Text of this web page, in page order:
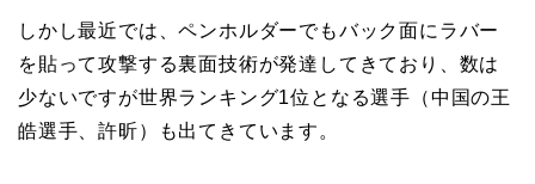
しかし最近では、ペンホルダーでもバック面にラバー
を貼って攻撃する裏面技術が発達してきており、数は
少ないですが世界ランキング1位となる選手（中国の王
皓選手、許昕）も出てきています。